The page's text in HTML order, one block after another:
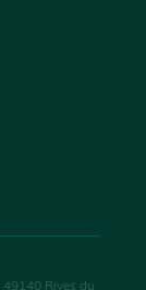
49140 Rives du